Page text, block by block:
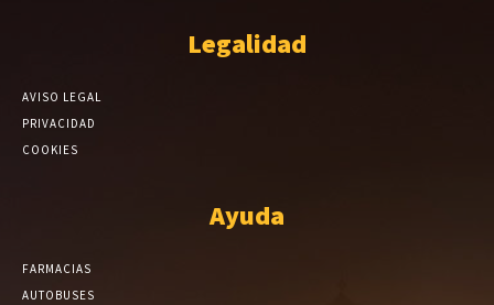
Legalidad
AVISO LEGAL
PRIVACIDAD
COOKIES
Ayuda
FARMACIAS
AUTOBUSES